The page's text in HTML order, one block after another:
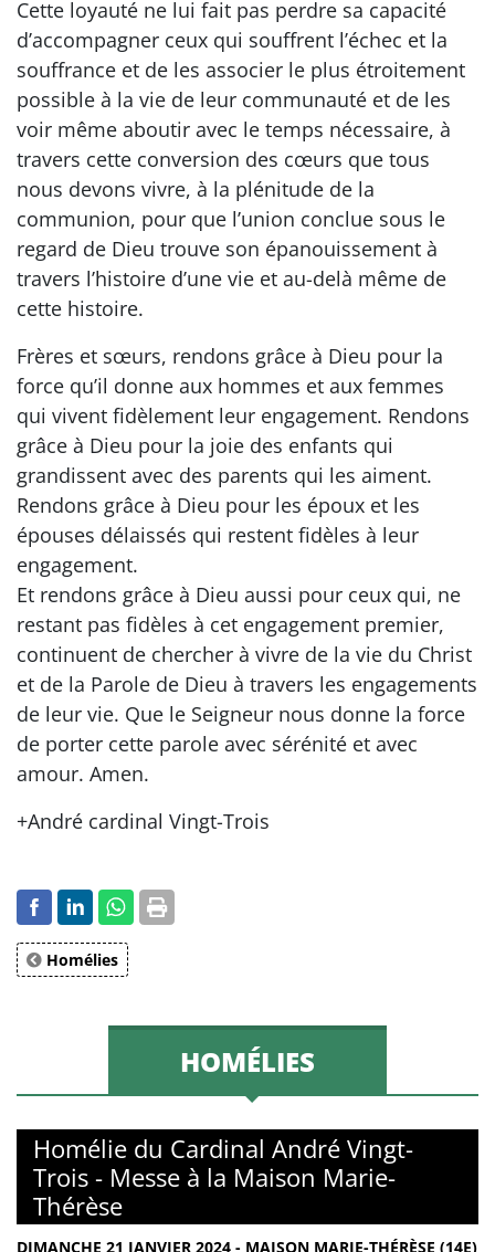
Cette loyauté ne lui fait pas perdre sa capacité
d’accompagner ceux qui souffrent l’échec et la
souffrance et de les associer le plus étroitement
possible à la vie de leur communauté et de les
voir même aboutir avec le temps nécessaire, à
travers cette conversion des cœurs que tous
nous devons vivre, à la plénitude de la
communion, pour que l’union conclue sous le
regard de Dieu trouve son épanouissement à
travers l’histoire d’une vie et au-delà même de
cette histoire.
Frères et sœurs, rendons grâce à Dieu pour la
force qu’il donne aux hommes et aux femmes
qui vivent fidèlement leur engagement. Rendons
grâce à Dieu pour la joie des enfants qui
grandissent avec des parents qui les aiment.
Rendons grâce à Dieu pour les époux et les
épouses délaissés qui restent fidèles à leur
engagement.
Et rendons grâce à Dieu aussi pour ceux qui, ne
restant pas fidèles à cet engagement premier,
continuent de chercher à vivre de la vie du Christ
et de la Parole de Dieu à travers les engagements
de leur vie. Que le Seigneur nous donne la force
de porter cette parole avec sérénité et avec
amour. Amen.
+André cardinal Vingt-Trois
Homélies
HOMÉLIES
Homélie du Cardinal André Vingt-
Trois - Messe à la Maison Marie-
Thérèse
DIMANCHE 21 JANVIER 2024 - MAISON MARIE-THÉRÈSE (14E)